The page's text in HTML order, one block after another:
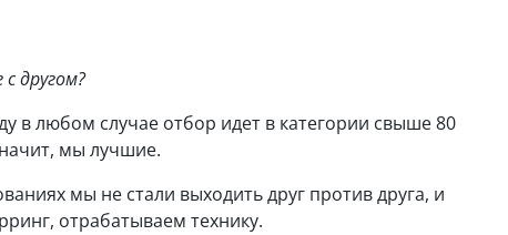
другом?
в любом случае отбор идет в категории свыше 80
мы лучшие.
мы не стали выходить друг против друга, и
отрабатываем технику.